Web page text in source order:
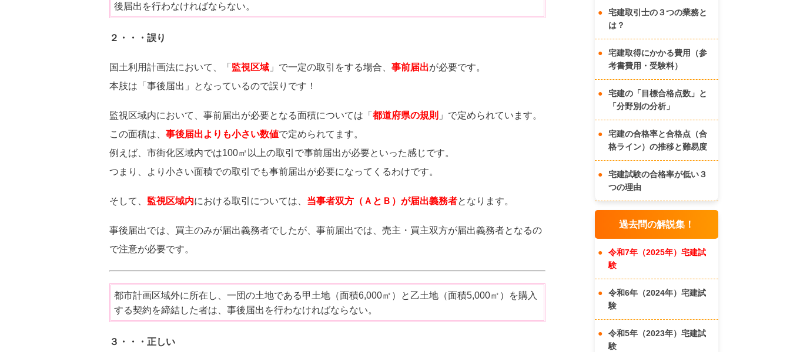
後届出を行わなければならない。
２・・・誤り
国土利用計画法において、「 監視区域 」で一定の取引をする場合、 事前届出が必要です。
本肢は「事後届出」となっているので誤りです！
監視区域内において、事前届出が必要となる面積については「 都道府県の規則 」で定められています。
この面積は、 事後届出よりも小さい数値で定められてます。
例えば、市街化区域内では100㎡以上の取引で事前届出が必要といった感じです。
つまり、より小さい面積での取引でも事前届出が必要になってくるわけです。
そして、 監視区域内における取引については、 当事者双方（ＡとＢ）が届出義務者となります。
事後届出では、買主のみが届出義務者でしたが、事前届出では、売主・買主双方が届出義務者となるの
で注意が必要です。
都市計画区域外に所在し、一団の土地である甲土地（面積6,000㎡）と乙土地（面積5,000㎡）を購入
する契約を締結した者は、事後届出を行わなければならない。
３・・・正しい
宅建取引士の３つの業務と
は？
宅建取得にかかる費用（参
考書費用・受験料）
宅建の「目標合格点数」と
「分野別の分析」
宅建の合格率と合格点（合
格ライン）の推移と難易度
宅建試験の合格率が低い３
つの理由
過去問の解説集！
令和7年（2025年）宅建試
験
令和6年（2024年）宅建試
験
令和5年（2023年）宅建試
験